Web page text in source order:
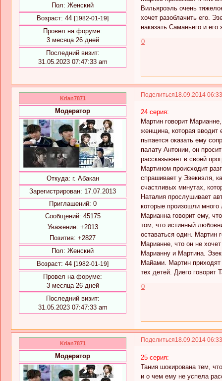
Пол: Женский
Возраст: 44 [1982-01-19]
Провел на форуме:
3 месяца 26 дней
Последний визит:
31.05.2023 07:47:33 am
Вильяроэль очень
хочет разоблачить его.
наказать Саманьего и его
0
Поделиться18.09.2014
Krian7871
Модератор
Откуда: г. Абакан
Зарегистрирован: 17.07.2013
Приглашений: 0
Сообщений: 45175
Уважение: +2013
Позитив: +2827
Пол: Женский
Возраст: 44 [1982-01-19]
Провел на форуме:
3 месяца 26 дней
Последний визит:
31.05.2023 07:47:33 am
24 серия:
Мартин говорит
женщина, которая вводит
пытается оказать ему
палату Антонии, он
рассказывает в своей
Мартином происходит
спрашивает у Эзекиэля,
счастливых минутах,
Наталия прослушивает
которые произошли
Марианна говорит ему,
том, что истинный
оставаться один. Мартин
Марианне, что он не
Марианну и Мартина.
Майами. Мартин приходят
тех детей. Диего говорит
0
Поделиться18.09.2014
Krian7871
Модератор
25 серия:
Тания шокирована тем,
и о чем ему не успела